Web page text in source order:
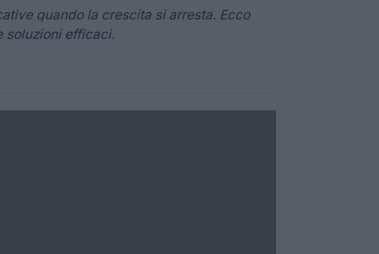
quando la crescita si arresta. Ecco
soluzioni efficaci.